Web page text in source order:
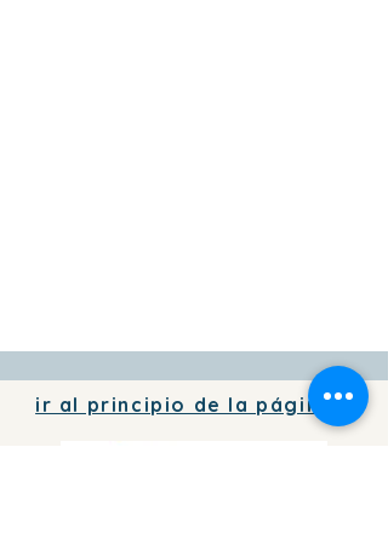
ir al principio de la página